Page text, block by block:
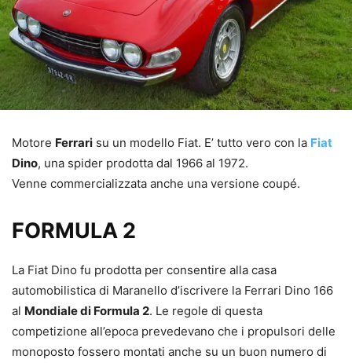
Motore Ferrari su un modello Fiat. E’ tutto vero con la Fiat
Dino, una spider prodotta dal 1966 al 1972.
Venne commercializzata anche una versione coupé.
FORMULA 2
La Fiat Dino fu prodotta per consentire alla casa
automobilistica di Maranello d’iscrivere la Ferrari Dino 166
al Mondiale di Formula 2. Le regole di questa
competizione all’epoca prevedevano che i propulsori delle
monoposto fossero montati anche su un buon numero di